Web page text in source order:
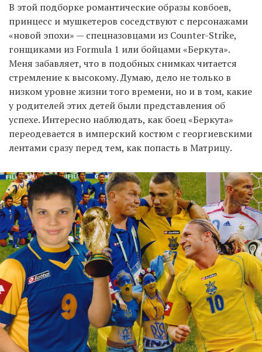
В этой подборке романтические образы ковбоев,
принцесс и мушкетеров соседствуют с персонажами
«новой эпохи» — спецназовцами из Counter-Strike,
гонщиками из Formula 1 или бойцами «Беркута».
Меня забавляет, что в подобных снимках читается
стремление к высокому. Думаю, дело не только в
низком уровне жизни того времени, но и в том, какие
у родителей этих детей были представления об
успехе. Интересно наблюдать, как боец «Беркута»
переодевается в имперский костюм с георгиевскими
лентами сразу перед тем, как попасть в Матрицу.